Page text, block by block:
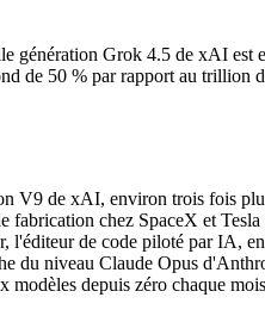
génération Grok 4.5 de xAI
de 50 % par rapport au trillion
V9 de xAI, environ trois fois
fabrication chez SpaceX et
l'éditeur de code piloté par IA,
du niveau Claude Opus
depuis zéro chaque